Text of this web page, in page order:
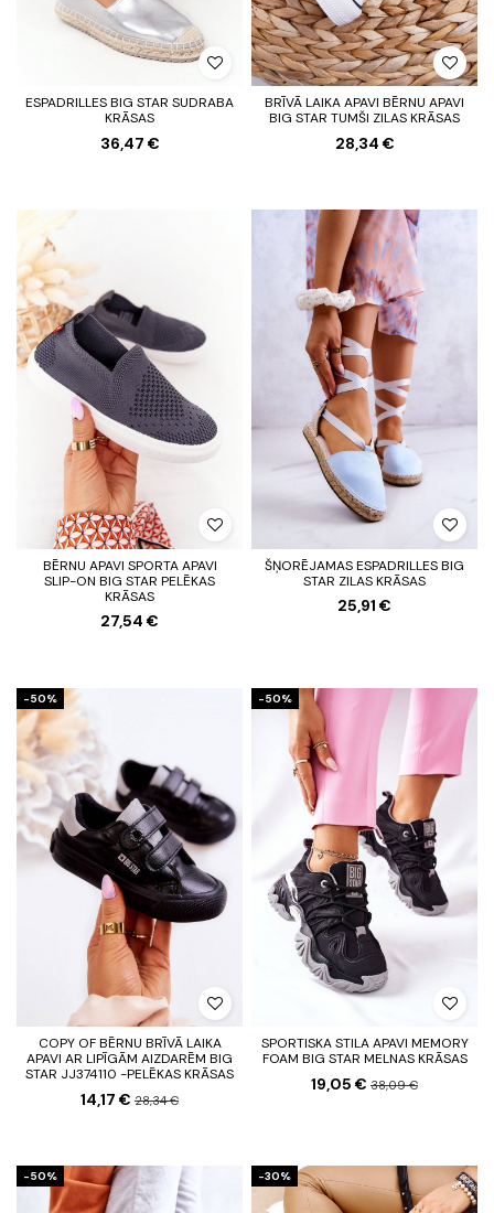
ESPADRILLES BIG STAR SUDRABA
KRĀSAS
36,47 €
BRĪVĀ LAIKA APAVI BĒRNU APAVI
BIG STAR TUMŠI ZILAS KRĀSAS
28,34 €
BĒRNU APAVI SPORTA APAVI
SLIP-ON BIG STAR PELĒKAS
KRĀSAS
27,54 €
ŠŅORĒJAMAS ESPADRILLES BIG
STAR ZILAS KRĀSAS
25,91 €
-50%
COPY OF BĒRNU BRĪVĀ LAIKA
APAVI AR LIPĪGĀM AIZDARĒM BIG
STAR JJ374110 -PELĒKAS KRĀSAS
14,17 € 28,34 €
-50%
SPORTISKA STILA APAVI MEMORY
FOAM BIG STAR MELNAS KRĀSAS
19,05 € 38,09 €
-50% -30%